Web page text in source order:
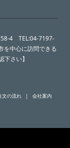
4 TEL:04-7197-
中心に訪問できる
さい】
文の流れ
会社案内